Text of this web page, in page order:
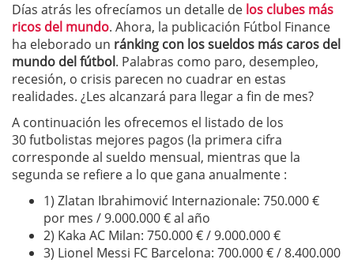
Días atrás les ofrecíamos un detalle de los clubes más
ricos del mundo. Ahora, la publicación Fútbol Finance
ha eleborado un ránking con los sueldos más caros del
mundo del fútbol. Palabras como paro, desempleo,
recesión, o crisis parecen no cuadrar en estas
realidades. ¿Les alcanzará para llegar a fin de mes?
A continuación les ofrecemos el listado de los
30 futbolistas mejores pagos (la primera cifra
corresponde al sueldo mensual, mientras que la
segunda se refiere a lo que gana anualmente :
1) Zlatan Ibrahimović Internazionale: 750.000 €
por mes / 9.000.000 € al año
2) Kaka AC Milan: 750.000 € / 9.000.000 €
3) Lionel Messi FC Barcelona: 700.000 € / 8.400.000